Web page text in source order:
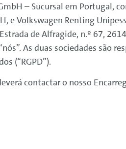
– Sucursal em Portugal,
eVolkswagen Renting
de Alfragide, n.º 67,
As duas sociedades são
(“RGPD”).
contactar o nosso